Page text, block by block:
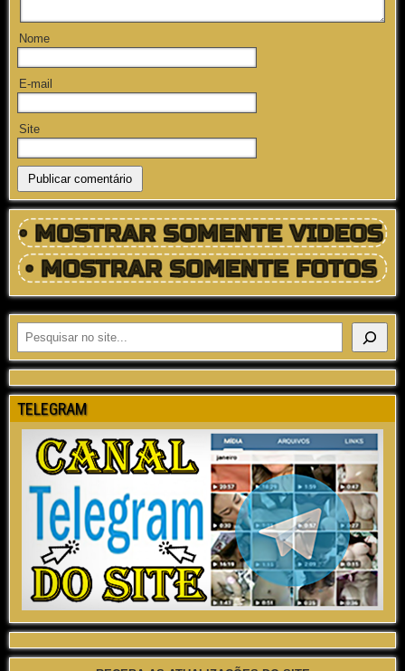
Nome
E-mail
Site
TELEGRAM